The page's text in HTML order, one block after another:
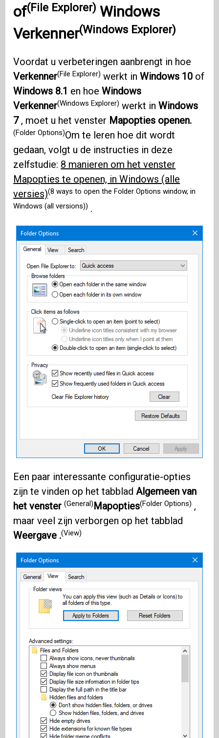
of(File Explorer) Windows
Verkenner(Windows Explorer)
Voordat u verbeteringen aanbrengt in hoe
Verkenner(File Explorer) werkt inWindows 10 of
Windows 8.1 en hoeWindows
Verkenner(Windows Explorer) werkt inWindows
7, moet u het venster Mapopties openen.
(Folder Options)Om te leren hoe dit wordt
gedaan, volgt u de instructies in deze
zelfstudie: 8 manieren om het venster
Mapopties te openen, in Windows (alle
versies)(8 ways to open the Folder Options window, in
Windows (all versions)) .
Een paar interessante configuratie-opties
zijn te vinden op het tabbladAlgemeen van
het venster(General) Mapopties(Folder Options) ,
maar veel zijn verborgen op het tabblad
Weergave .(View)